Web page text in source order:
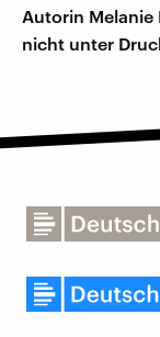
Autorin Melanie
nicht unter